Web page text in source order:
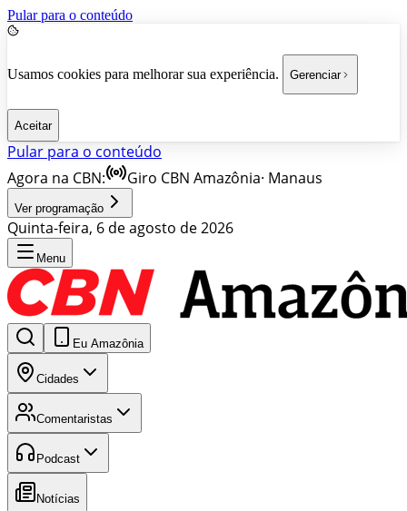
Pular para o conteúdo
Usamos cookies para melhorar sua experiência. Gerenciar
Aceitar
Pular para o conteúdo
Agora na CBN:
Giro CBN Amazônia· Manaus
Ver programação
Quinta-feira, 6 de agosto de 2026
Menu
Eu Amazônia
Cidades
Comentaristas
Podcast
Notícias